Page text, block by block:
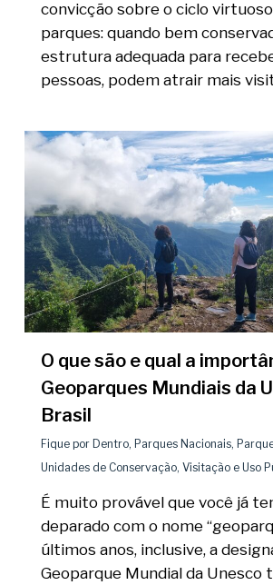
convicção sobre o ciclo
parques: quando bem
estrutura adequada para
pessoas, podem atrair mais
O que são e qual a
Geoparques Mundiais da
Brasil
Fique por Dentro, Parques Nacionais,
Unidades de Conservação, Visitação e Uso
É muito provável que você já
deparado com o nome
últimos anos, inclusive, a
Geoparque Mundial da Unesco